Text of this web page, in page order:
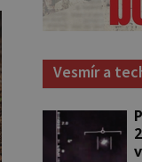
Vesmír a